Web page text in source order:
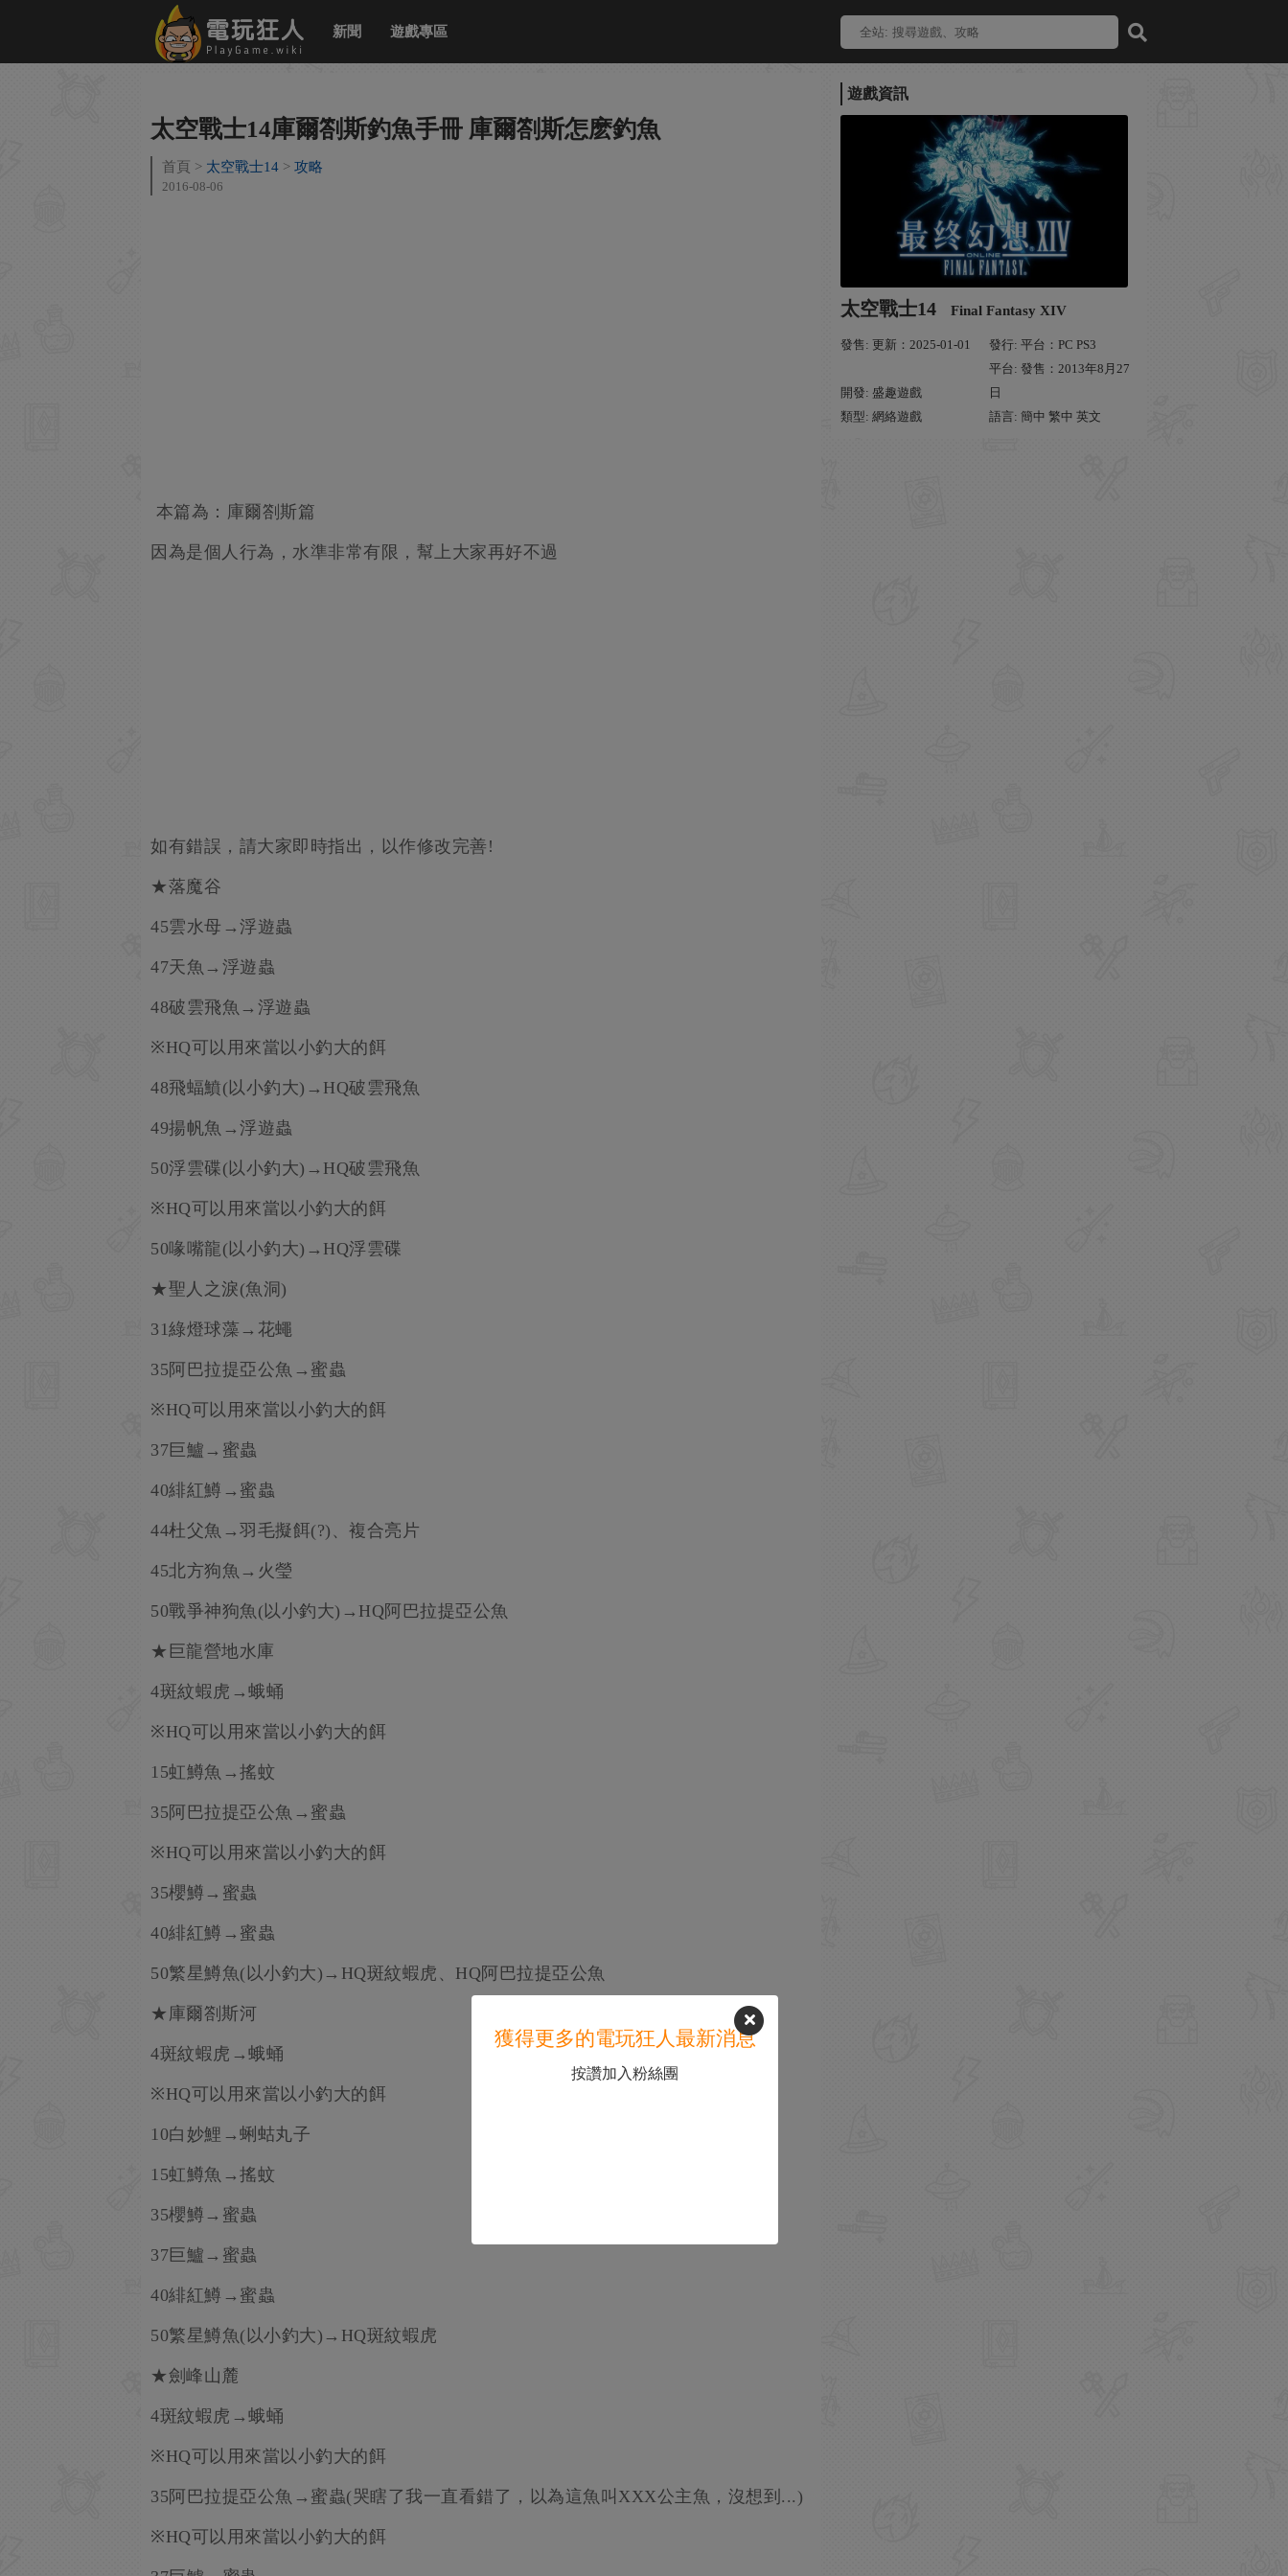
新聞 遊戲專區
遊戲資訊
太空戰士14 Final Fantasy XIV
發售: 更新：2025-01-01 發行: 平台：PC PS3
開發: 盛趣遊戲
平台: 發售：2013年8月27
日
類型: 網絡遊戲
語言: 簡中 繁中 英文
太空戰士14庫爾劄斯釣魚手冊 庫爾劄斯怎麽釣魚
首頁 太空戰士14 攻略
2016-08-06
本篇為：庫爾劄斯篇
因為是個人行為，水準非常有限，幫上大家再好不過
如有錯誤，請大家即時指出，以作修改完善!
★落魔谷
45雲水母→浮遊蟲
47天魚→浮遊蟲
48破雲飛魚→浮遊蟲
※HQ可以用來當以小釣大的餌
48飛蝠鱝(以小釣大)→HQ破雲飛魚
49揚帆魚→浮遊蟲
50浮雲碟(以小釣大)→HQ破雲飛魚
※HQ可以用來當以小釣大的餌
50喙嘴龍(以小釣大)→HQ浮雲碟
★聖人之淚(魚洞)
31綠燈球藻→花蠅
35阿巴拉提亞公魚→蜜蟲
※HQ可以用來當以小釣大的餌
37巨鱸→蜜蟲
40緋紅鱒→蜜蟲
44杜父魚→羽毛擬餌(?)、複合亮片
45北方狗魚→火瑩
50戰爭神狗魚(以小釣大)→HQ阿巴拉提亞公魚
★巨龍營地水庫
4斑紋蝦虎→蛾蛹
※HQ可以用來當以小釣大的餌
15虹鱒魚→搖蚊
35阿巴拉提亞公魚→蜜蟲
※HQ可以用來當以小釣大的餌
35櫻鱒→蜜蟲
40緋紅鱒→蜜蟲
50繁星鱒魚(以小釣大)→HQ斑紋蝦虎、HQ阿巴拉提亞公魚
★庫爾劄斯河
4斑紋蝦虎→蛾蛹
※HQ可以用來當以小釣大的餌
10白妙鯉→蜊蛄丸子
15虹鱒魚→搖蚊
35櫻鱒→蜜蟲
37巨鱸→蜜蟲
40緋紅鱒→蜜蟲
50繁星鱒魚(以小釣大)→HQ斑紋蝦虎
★劍峰山麓
4斑紋蝦虎→蛾蛹
※HQ可以用來當以小釣大的餌
35阿巴拉提亞公魚→蜜蟲(哭瞎了我一直看錯了，以為這魚叫XXX公主魚，沒想到...)
※HQ可以用來當以小釣大的餌
獲得更多的電玩狂人最新消息
按讚加入粉絲團